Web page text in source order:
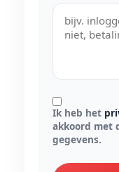
Ik heb het
akkoord met
gegevens.